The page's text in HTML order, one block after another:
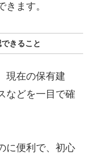
ます。
きること
現在の保有建
などを一目で確
に便利で、初心